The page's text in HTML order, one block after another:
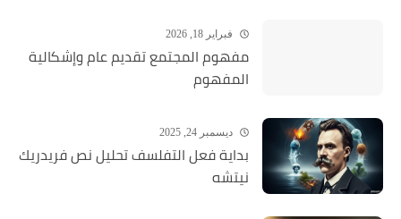
فبراير 18, 2026
مفهوم المجتمع تقديم عام وإشكالية
المفهوم
ديسمبر 24, 2025
بداية فعل التفلسف تحليل نص فريدريك
نيتشه